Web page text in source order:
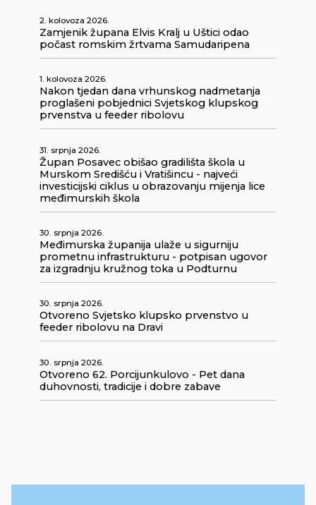
2. kolovoza 2026.
Zamjenik župana Elvis Kralj u Uštici odao
počast romskim žrtvama Samudaripena
1. kolovoza 2026.
Nakon tjedan dana vrhunskog nadmetanja
proglašeni pobjednici Svjetskog klupskog
prvenstva u feeder ribolovu
31. srpnja 2026.
Župan Posavec obišao gradilišta škola u
Murskom Središću i Vratišincu - najveći
investicijski ciklus u obrazovanju mijenja lice
međimurskih škola
30. srpnja 2026.
Međimurska županija ulaže u sigurniju
prometnu infrastrukturu - potpisan ugovor
za izgradnju kružnog toka u Podturnu
30. srpnja 2026.
Otvoreno Svjetsko klupsko prvenstvo u
feeder ribolovu na Dravi
30. srpnja 2026.
Otvoreno 62. Porcijunkulovo - Pet dana
duhovnosti, tradicije i dobre zabave